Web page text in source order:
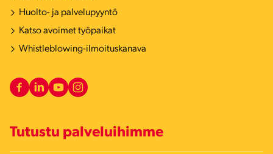
Huolto- ja palvelupyyntö
Katso avoimet työpaikat
Whistleblowing-ilmoituskanava
Tutustu palveluihimme